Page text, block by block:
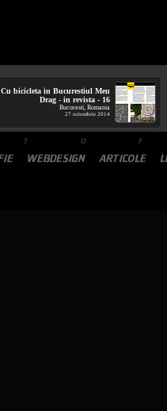
Cu bicicleta in Bucurestiul Meu
Drag - in revista - 16
Bucuresti, Romania
27 octombrie 2014